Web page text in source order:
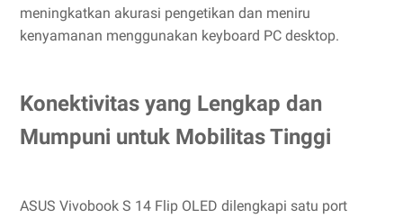
meningkatkan akurasi pengetikan dan meniru
kenyamanan menggunakan keyboard PC desktop.
Konektivitas yang Lengkap dan
Mumpuni untuk Mobilitas Tinggi
ASUS Vivobook S 14 Flip OLED dilengkapi satu port